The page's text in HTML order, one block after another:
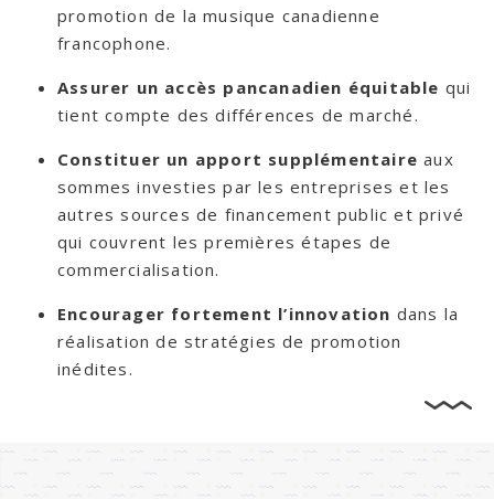
promotion de la musique canadienne
francophone.
Assurer un accès pancanadien équitable qui
tient compte des différences de marché.
Constituer un apport supplémentaire aux
sommes investies par les entreprises et les
autres sources de financement public et privé
qui couvrent les premières étapes de
commercialisation.
Encourager fortement l’innovation dans la
réalisation de stratégies de promotion
inédites.